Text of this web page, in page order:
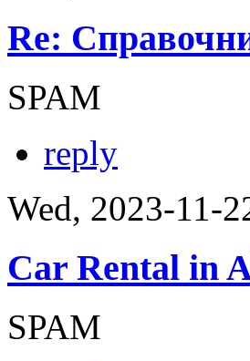
Re:
SPAM
reply
Wed, 2023-11-
Car Rental in
SPAM